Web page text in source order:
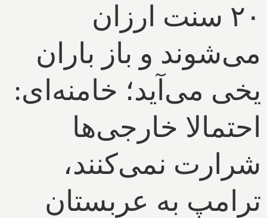
۲۰ سنت ارزان
می‌شوند و باز باران
یخی می‌آید؛ خامنه‌ای:
احتمالا خارجی‌ها
شرارت نمی‌کنند،
ترامپ به عربستان